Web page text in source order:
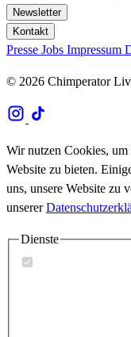
Newsletter
Kontakt
Presse Jobs Impressum
© 2026 Chimperator
Wir nutzen Cookies,
Website zu bieten.
uns, unsere Website zu
unserer
Dienste